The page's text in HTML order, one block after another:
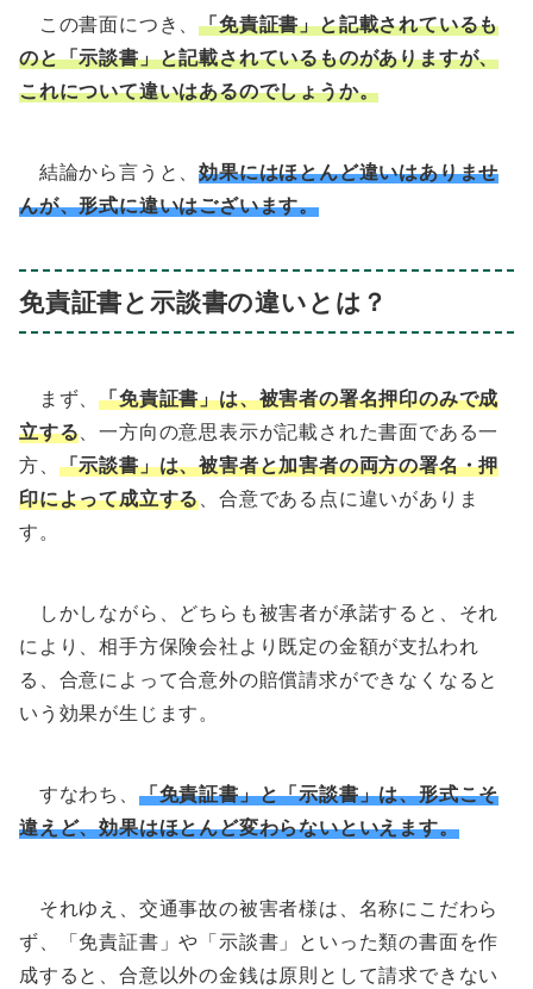
この書面につき、「免責証書」と記載されているも
のと「示談書」と記載されているものがありますが、
これについて違いはあるのでしょうか。
結論から言うと、効果にはほとんど違いはありませ
んが、形式に違いはございます。
免責証書と示談書の違いとは？
まず、「免責証書」は、被害者の署名押印のみで成
立する、一方向の意思表示が記載された書面である一
方、 「示談書」は、被害者と加害者の両方の署名・押
印によって成立する、合意である点に違いがありま
す。
しかしながら、どちらも被害者が承諾すると、それ
により、相手方保険会社より既定の金額が支払われ
る、合意によって合意外の賠償請求ができなくなると
いう効果が生じます。
すなわち、 「免責証書」と「示談書」は、形式こそ
違えど、効果はほとんど変わらないといえます。
それゆえ、交通事故の被害者様は、名称にこだわら
ず、「免責証書」や「示談書」といった類の書面を作
成すると、合意以外の金銭は原則として請求できない